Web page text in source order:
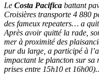
Le Costa Pacifica battant
Croisières transporte 4 880
des fameux repeaters… a
Après avoir quitté la rade,
mer à proximité des
pur du large, a participé à
impactant le plancton sur sa
prises entre 15h10 et 16h00)..